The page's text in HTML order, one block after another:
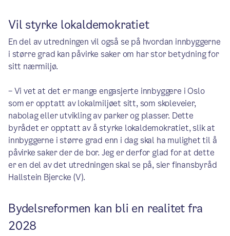
Vil styrke lokaldemokratiet
En del av utredningen vil også se på hvordan innbyggerne
i større grad kan påvirke saker om har stor betydning for
sitt nærmiljø.
– Vi vet at det er mange engasjerte innbyggere i Oslo
som er opptatt av lokalmiljøet sitt, som skoleveier,
nabolag eller utvikling av parker og plasser. Dette
byrådet er opptatt av å styrke lokaldemokratiet, slik at
innbyggerne i større grad enn i dag skal ha mulighet til å
påvirke saker der de bor. Jeg er derfor glad for at dette
er en del av det utredningen skal se på, sier finansbyråd
Hallstein Bjercke (V).
Bydelsreformen kan bli en realitet fra
2028